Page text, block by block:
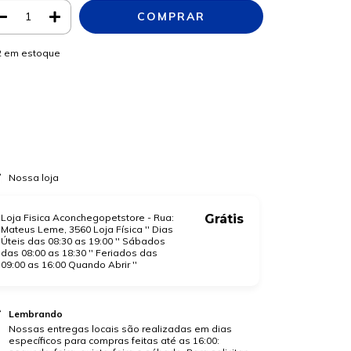
em estoque
Nossa loja
Loja Fisica Aconchegopetstore - Rua:
Mateus Leme, 3560 Loja Física '' Dias
Úteis das 08:30 as 19:00 '' Sábados
das 08:00 as 18:30 '' Feriados das
09:00 as 16:00 Quando Abrir ''
Grátis
Lembrando
Nossas entregas locais são realizadas em dias
específicos para compras feitas até as 16:00: